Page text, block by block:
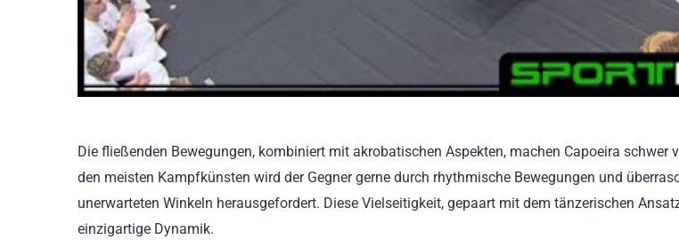
Die fließenden Bewegungen, kombiniert mit akrobatischen Aspekten, machen Capoeira schwer
den meisten Kampfkünsten wird der Gegner gerne durch rhythmische Bewegungen und
unerwarteten Winkeln herausgefordert. Diese Vielseitigkeit, gepaart mit dem tänzerischen
einzigartige Dynamik.